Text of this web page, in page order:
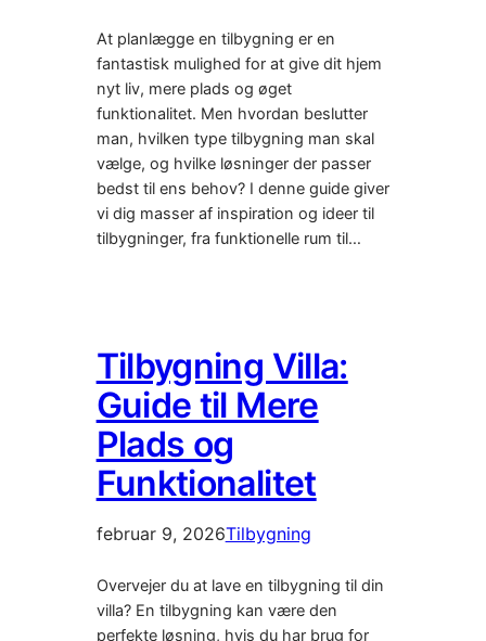
At planlægge en tilbygning er en
fantastisk mulighed for at give dit hjem
nyt liv, mere plads og øget
funktionalitet. Men hvordan beslutter
man, hvilken type tilbygning man skal
vælge, og hvilke løsninger der passer
bedst til ens behov? I denne guide giver
vi dig masser af inspiration og ideer til
tilbygninger, fra funktionelle rum til…
Tilbygning Villa:
Guide til Mere
Plads og
Funktionalitet
februar 9, 2026Tilbygning
Overvejer du at lave en tilbygning til din
villa? En tilbygning kan være den
perfekte løsning, hvis du har brug for